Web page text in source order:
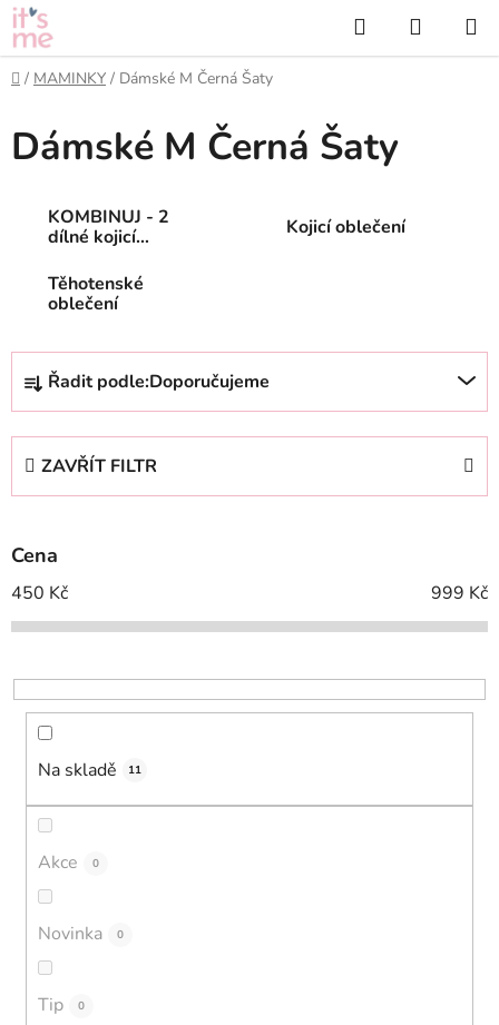
Přejít
na
obsah
Hledat
KOŠÍK
Domů
/ MAMINKY / Dámské M Černá Šaty
Dámské M Černá Šaty
KOMBINUJ - 2
dílné kojicí
Kojicí oblečení
Těhotenské
oblečení
Ř
z
p
r
o
d
k
t
Řadit podle:Doporučujeme
ZAVŘÍT FILTR
Cena
450 Kč 999 Kč
Na skladě 11
Akce 0
Novinka 0
Tip 0